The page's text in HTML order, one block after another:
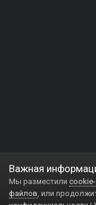
Важная
Мы разместили
файлов, или